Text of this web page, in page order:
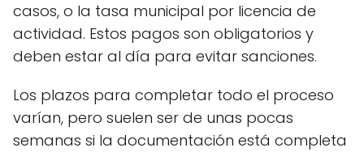
casos, o la tasa municipal por licencia de
actividad. Estos pagos son obligatorios y
deben estar al día para evitar sanciones.
Los plazos para completar todo el proceso
varían, pero suelen ser de unas pocas
semanas si la documentación está completa